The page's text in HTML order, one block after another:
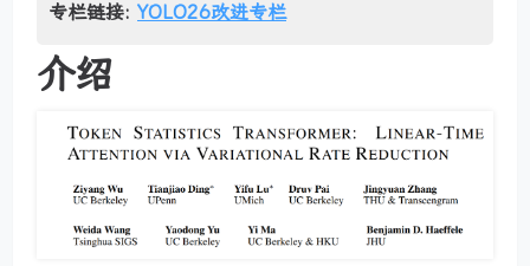
专栏链接: YOLO26改进专栏
介绍